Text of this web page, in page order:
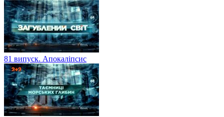
81 випуск. Апокаліпсис